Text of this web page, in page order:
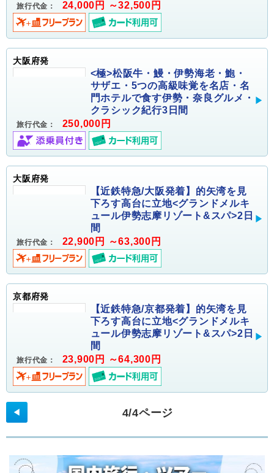
旅行代金： 24,000円 ～32,500円
大阪府発
<極>松阪牛・鰻・伊勢海老・鮑・
サザエ・5つの高級味覚を名店・名
門ホテルで食す伊勢・奈良グルメ・
クラシック紀行3日間
旅行代金： 250,000円
大阪府発
【近鉄特急/大阪発着】的矢湾を見
下ろす高台に立地<グランドメルキ
ュール伊勢志摩リゾート&スパ>2日
間
旅行代金： 22,900円 ～63,300円
京都府発
【近鉄特急/京都発着】的矢湾を見
下ろす高台に立地<グランドメルキ
ュール伊勢志摩リゾート&スパ>2日
間
旅行代金： 23,900円 ～64,300円
4/4ページ
◀